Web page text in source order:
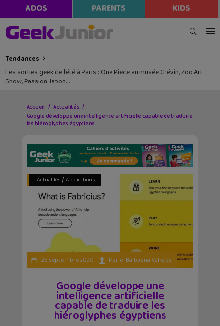
ADOS PARENTS KIDS
Tendances
Les sorties geek de l’été à Paris : One Piece au musée Grévin, Zoo Art
Show, Passion Japon…
Accueil
Actualités
Google développe une intelligence artificielle capable de traduire
les hiéroglyphes égyptiens
Actualités/ Applications
25 septembre 2020 Mariel Balbuena Vallejos
Google développe une
intelligence artificielle
capable de traduire les
hiéroglyphes égyptiens